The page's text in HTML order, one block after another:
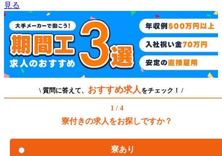
見る
\ 質問に答えて、 おすすめ求人 をチェック！ /
1 / 4
寮付きの求人をお探しですか？
寮あり